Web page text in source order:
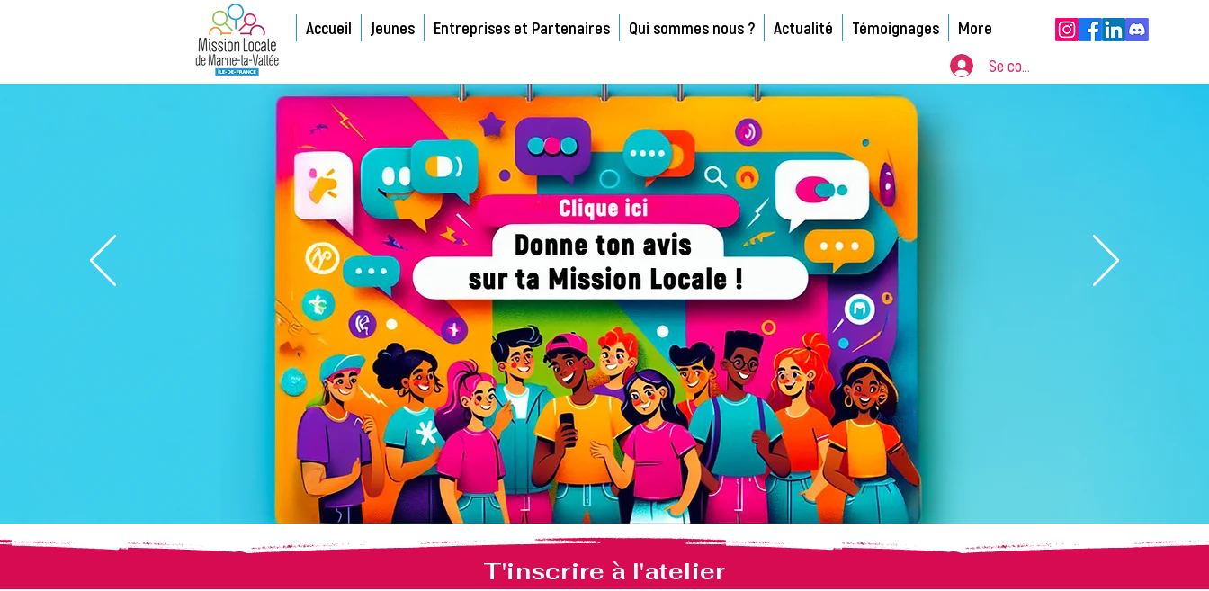
Accueil Jeunes Entreprises et Partenaires Qui sommes nous ? Actualité Témoignages More
Se connecter
T'inscrire à l'atelier